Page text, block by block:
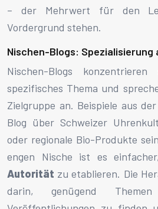
– der Mehrwert für den
Vordergrund stehen.
Nischen-Blogs: Spezialisierung
Nischen-Blogs
spezifisches Thema und
Zielgruppe an. Beispiele aus
Blog über Schweizer
oder regionale Bio-Produkte
engen Nische ist es
Autorität zu etablieren. Die
darin, genügend